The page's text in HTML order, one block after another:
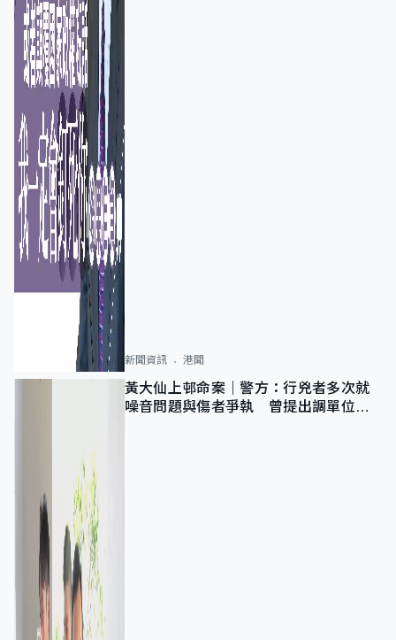
新聞資訊 港聞
黃大仙上邨命案｜警方：行兇者多次就
噪音問題與傷者爭執 曾提出調單位已